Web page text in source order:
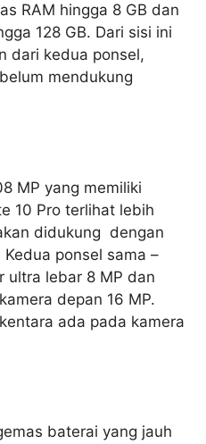
RAM hingga 8 GB dan
128 GB. Dari sisi ini
dari kedua ponsel,
mendukung
MP yang memiliki
10 Pro terlihat lebih
didukung dengan
ponsel sama –
ultra lebar 8 MP dan
depan 16 MP.
ada pada kamera
baterai yang jauh